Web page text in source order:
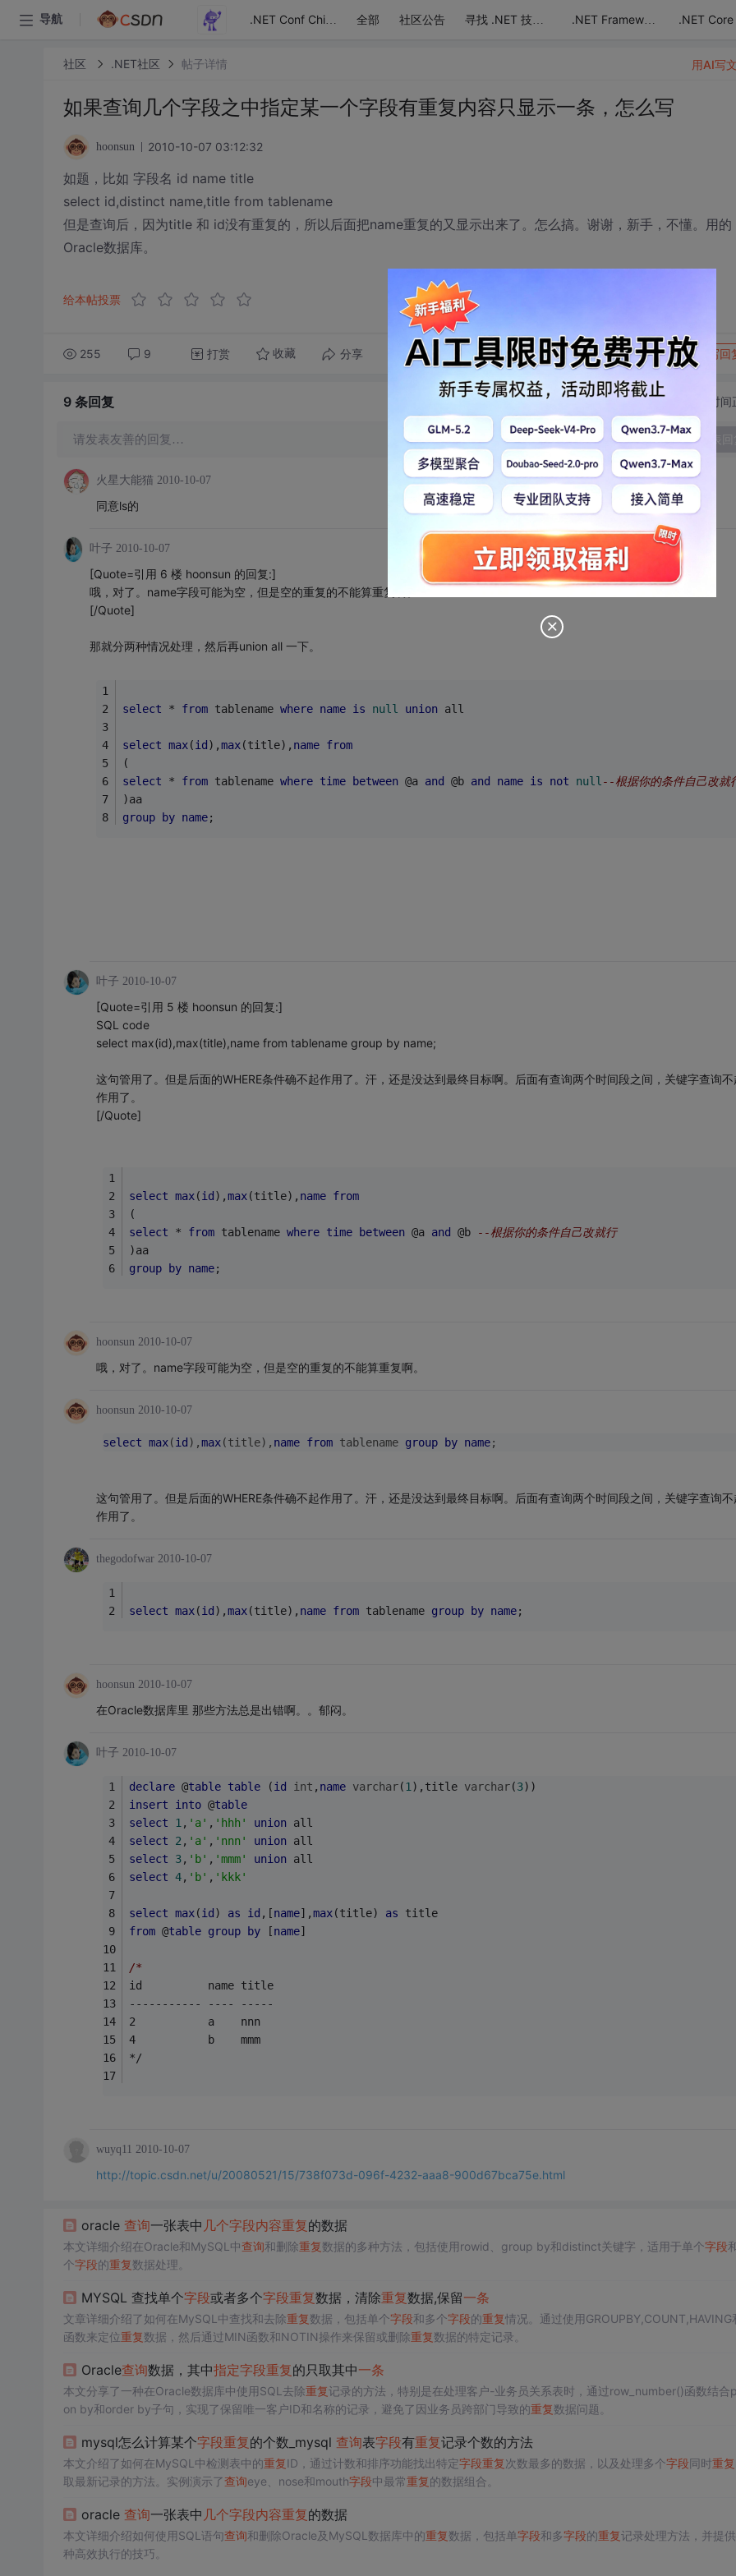
导航 .NET Conf China 全部 社区公告 寻找 .NET 技术达人 .NET Framework .NET Core
社区 .NET社区 帖子详情
如果查询几个字段之中指定某一个字段有重复内容只显示一条，怎么写
hoonsun 2010-10-07 03:12:32
如题，比如 字段名 id name title
select id,distinct name,title from tablename
但是查询后，因为title 和 id没有重复的，所以后面把name重复的又显示出来了。怎么搞。谢谢，新手，不懂。用的
Oracle数据库。
给本帖投票
255 9 打赏 收藏 分享 转发到动态 举报 写回
用AI写
9 条回复 切换为时间
请发表友善的回复… 发表回
火星大能猫 2010-10-07
同意ls的
叶子 2010-10-07
[Quote=引用 6 楼 hoonsun 的回复:]
哦，对了。name字段可能为空，但是空的重复的不能算重复啊。
[/Quote]
那就分两种情况处理，然后再union all 一下。
select * from tablename where name is null union all
select max(id ),max(title), name from
(
select * from tablename where time between @a and @b and name is not null --根据你的条件自己改就
)aa
group
by name;
叶子 2010-10-07
[Quote=引用 5 楼 hoonsun 的回复:]
SQL code
select max(id),max(title),name from tablename group by name;
这句管用了。但是后面的WHERE条件确不起作用了。汗，还是没达到最终目标啊。后面有查询两个时间段之间，关键字查询不
作用了。
[/Quote]
select max(id ),max(title), name from
(
select * from tablename where time between @a and @b
--根据你的条件自己改就行
)aa
group
by name;
hoonsun 2010-10-07
哦，对了。name字段可能为空，但是空的重复的不能算重复啊。
hoonsun 2010-10-07
select max(id ),max(title), name from tablename group by name;
这句管用了。但是后面的WHERE条件确不起作用了。汗，还是没达到最终目标啊。后面有查询两个时间段之间，关键字查询不
作用了。
thegodofwar 2010-10-07
select max(id ),max(title), name from tablename group by name;
hoonsun 2010-10-07
在Oracle数据库里 那些方法总是出错啊。。郁闷。
叶子 2010-10-07
declare @table table (id int , name varchar(1 ),title varchar(3))
insert
into @table
select
1 , 'a' , 'hhh' union all
select
2 , 'a' , 'nnn' union all
select
3, 'b' , 'mmm' union all
select 4, 'b' , 'kkk'
select max(id ) as id ,[name],max(title) as title
from @table group by [name]
/*
id          name title
----------- ---- -----
2           a    nnn
4           b    mmm
*/
wuyq11 2010-10-07
http://topic.csdn.net/u/20080521/15/738f073d-096f-4232-aaa8-900d67bca75e.html
oracle 查询一张表中 几个字段内容重复的数据
本文详细介绍在Oracle和MySQL中查询和删除重复数据的多种方法，包括使用rowid、group by和distinct关键字，适用于单个字段
个字段的重复数据处理。
MYSQL 查找单个字段或者多个字段重复数据，清除重复数据,保留一条
文章详细介绍了如何在MySQL中查找和去除重复数据，包括单个字段和多个字段的重复情况。通过使用GROUPBY,COUNT,HAVING
函数来定位重复数据，然后通过MIN函数和NOTIN操作来保留或删除重复数据的特定记录。
Oracle查询数据，其中指定字段重复的只取其中一条
本文分享了一种在Oracle数据库中使用SQL去除重复记录的方法，特别是在处理客户-业务员关系表时，通过row_number()函数结合
on by和order by子句，实现了保留唯一客户ID和名称的记录，避免了因业务员跨部门导致的重复数据问题。
mysql怎么计算某个字段重复的个数_mysql 查询表字段有重复记录个数的方法
本文介绍了如何在MySQL中检测表中的重复ID，通过计数和排序功能找出特定字段重复次数最多的数据，以及处理多个字段同时重复
取最新记录的方法。实例演示了查询eye、nose和mouth字段中最常重复的数据组合。
oracle 查询一张表中 几个字段内容重复的数据
本文详细介绍如何使用SQL语句查询和删除Oracle及MySQL数据库中的重复数据，包括单字段和多字段的重复记录处理方法，并提
种高效执行的技巧。